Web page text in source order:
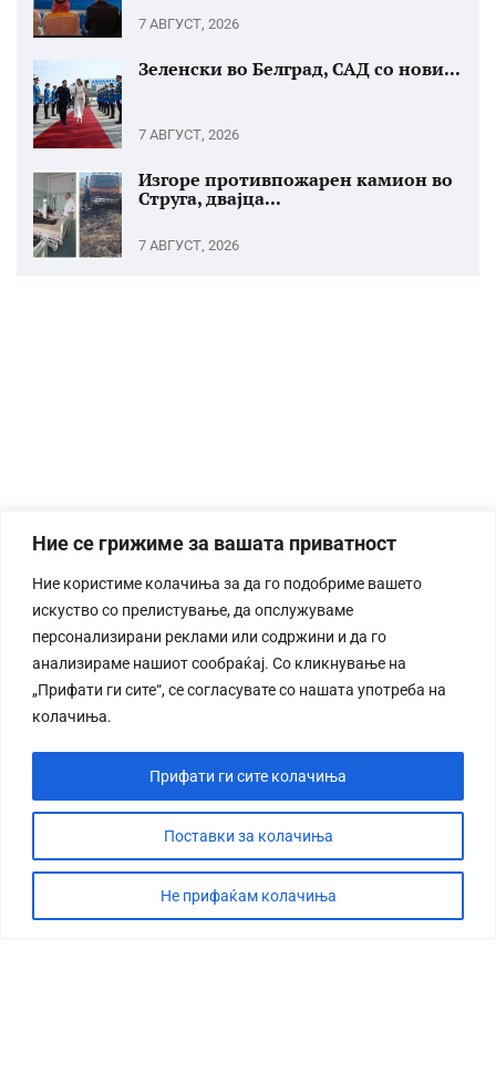
Ние се грижиме за вашата приватност
Ние користиме колачиња за да го подобриме вашето
искуство со прелистување, да опслужуваме
персонализирани реклами или содржини и да го
анализираме нашиот сообраќај. Со кликнување на
„Прифати ги сите“, се согласувате со нашата употреба на
колачиња.
Поставки за колачиња
Не прифаќам колачиња
Прифати ги сите колачиња
7 АВГУСТ, 2026
Зеленски во Белград, САД со нови...
7 АВГУСТ, 2026
Изгоре противпожарен камион во
Струга, двајца...
7 АВГУСТ, 2026